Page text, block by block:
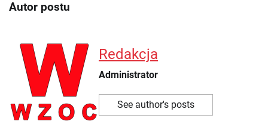
Autor postu
Redakcja
Administrator
See author's posts